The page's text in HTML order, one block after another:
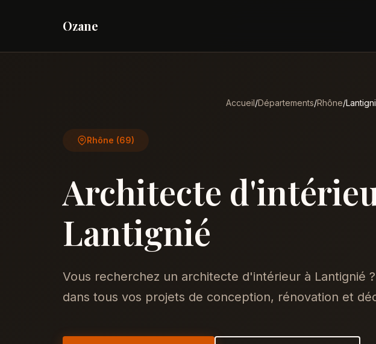
Ozane
Accueil/Départements/Rhône/
Rhône (69)
Architecte
Lantignié
Vous recherchez un architecte d'intérieur à Lantignié
dans tous vos projets de conception, rénovation et